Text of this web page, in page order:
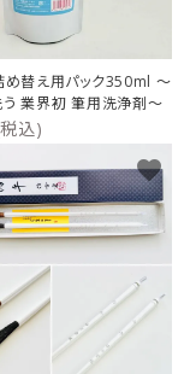
め替え用パック350ml ～
う 業界初 筆用洗浄剤～
込)
favorite